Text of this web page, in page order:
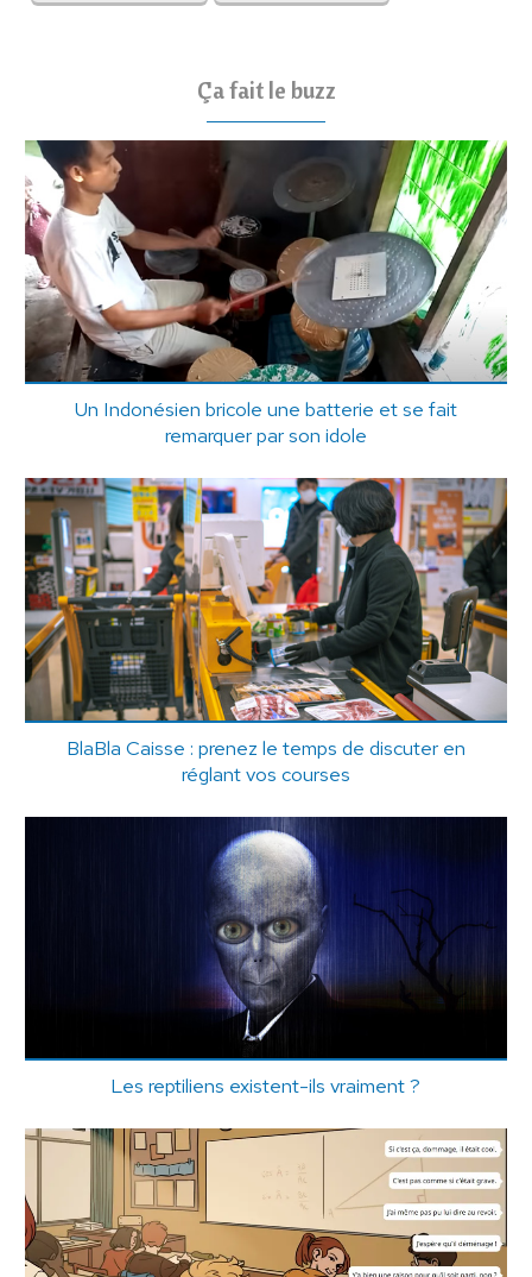
Ça fait le buzz
Un Indonésien bricole une batterie et se fait
remarquer par son idole
BlaBla Caisse : prenez le temps de discuter en
réglant vos courses
Les reptiliens existent-ils vraiment ?